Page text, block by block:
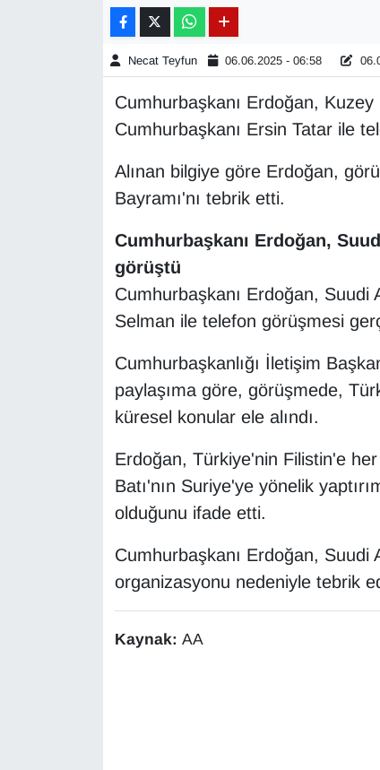
Necat Teyfun 06.06.2025 - 06:58
Cumhurbaşkanı Erdoğan,
Cumhurbaşkanı Ersin Tatar ile
Alınan bilgiye göre Erdoğan,
Bayramı'nı tebrik etti.
Cumhurbaşkanı Erdoğan,
görüştü
Cumhurbaşkanı Erdoğan,
Selman ile telefon görüşmesi
Cumhurbaşkanlığı İletişim
paylaşıma göre, görüşmede,
küresel konular ele alındı.
Erdoğan, Türkiye'nin Filistin'e
Batı'nın Suriye'ye yönelik
olduğunu ifade etti.
Cumhurbaşkanı Erdoğan, Suudi
organizasyonu nedeniyle tebrik
Kaynak: AA
Gündem
HABERDE İNSAN
Kamu Alımları
Kim Kimdir?
Kültür & Sanat
MAGAZİN
ONE EKONOMİ
POLİTİKA
Resmi İlanlar